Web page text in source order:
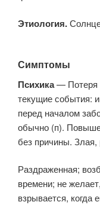
Этиология.
Симптомы
Психика— Потеря
текущие события:
перед началом
обычно (п).
без причины. Злая,
Раздраженная;
времени; не
взрывается, когда